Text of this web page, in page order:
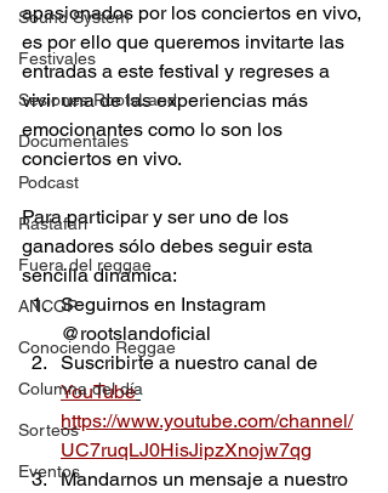
Sound System
Festivales
Sesiones RootsLand
Documentales
Podcast
Rastafari
Fuera del reggae
ANCOP
Conociendo Reggae
Columna del día
Sorteos
Eventos
apasionados por los conciertos en vivo,
es por ello que queremos invitarte las
entradas a este festival y regreses a
vivir una de las experiencias más
emocionantes como lo son los
conciertos en vivo.
Para participar y ser uno de los
ganadores sólo debes seguir esta
sencilla dinámica:
Seguirnos en Instagram
@rootslandoficial
Suscribirte a nuestro canal de
YouTube
https://www.youtube.com/channel/
UC7ruqLJ0HisJipzXnojw7qg
Mandarnos un mensaje a nuestro